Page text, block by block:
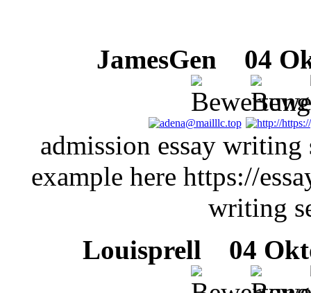
JamesGen 04
admission essay writing
example here https://
writing
Louisprell
04